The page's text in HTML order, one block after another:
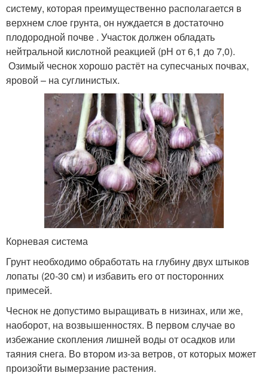
систему, которая преимущественно располагается в
верхнем слое грунта, он нуждается в достаточно
плодородной почве . Участок должен обладать
нейтральной кислотной реакцией (рН от 6,1 до 7,0).
Озимый чеснок хорошо растёт на супесчаных почвах,
яровой – на суглинистых.
Корневая система
Грунт необходимо обработать на глубину двух штыков
лопаты (20-30 см) и избавить его от посторонних
примесей.
Чеснок не допустимо выращивать в низинах, или же,
наоборот, на возвышенностях. В первом случае во
избежание скопления лишней воды от осадков или
таяния снега. Во втором из-за ветров, от которых может
произойти вымерзание растения.